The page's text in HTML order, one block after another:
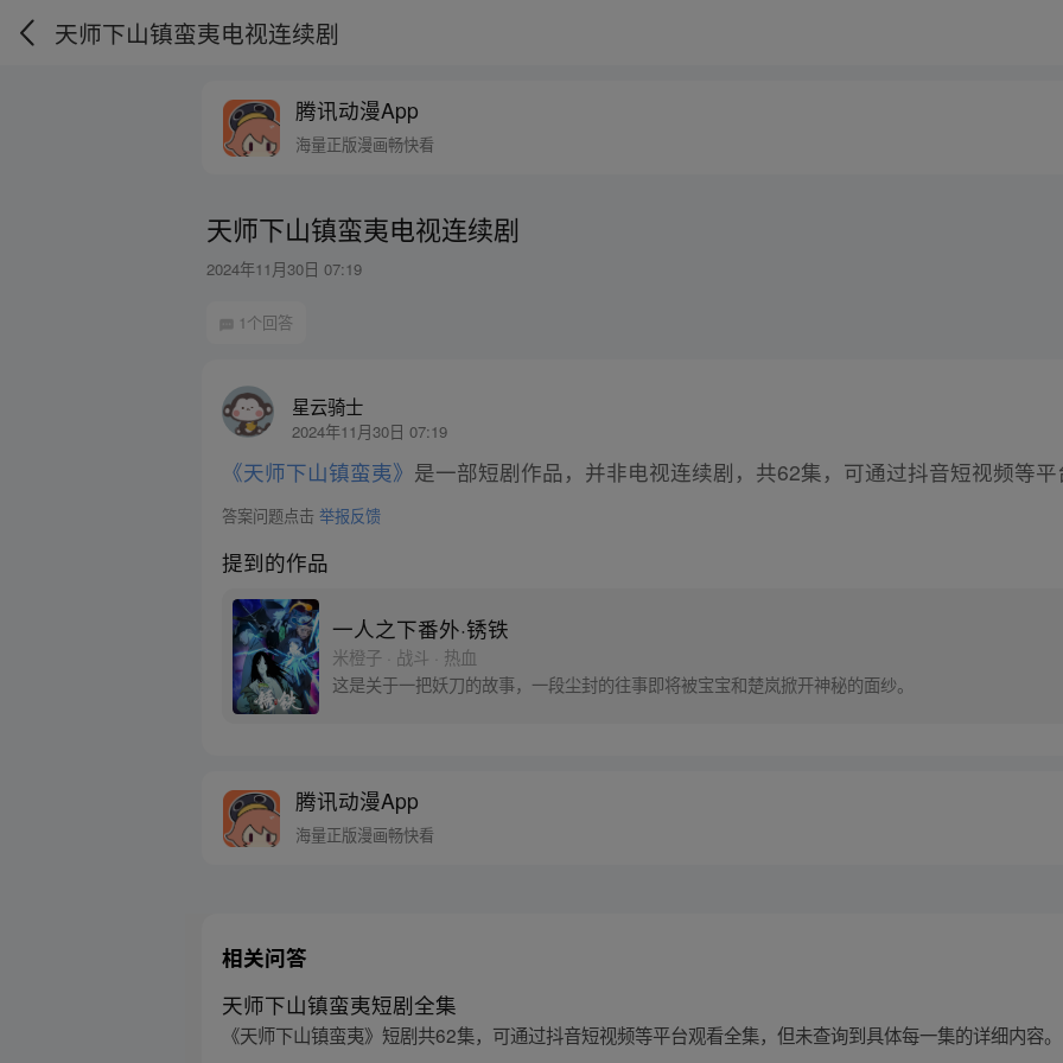
天师下山镇蛮夷电视连续剧
腾讯动漫App
海量正版漫画畅快看
天师下山镇蛮夷电视连续剧
2024年11月30日 07:19
1个回答
星云骑士
2024年11月30日 07:19
《天师下山镇蛮夷》 是一部短剧作品，并非电视连续剧，共62集，可通过抖音短视频等
答案问题点击举报反馈
提到的作品
一人之下番外·锈铁
米橙子 · 战斗 · 热血
这是关于一把妖刀的故事，一段尘封的往事即将被宝宝和楚岚掀开神秘的面纱。
腾讯动漫App
海量正版漫画畅快看
相关问答
天师下山镇蛮夷短剧全集
《天师下山镇蛮夷》短剧共62集，可通过抖音短视频等平台观看全集，但未查询到具体每一集的详细内容。